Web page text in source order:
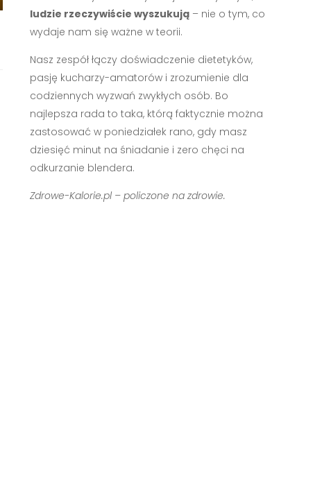
ludzie rzeczywiście wyszukują– nie o tym, co
wydaje nam się ważne w teorii.
Nasz zespół łączy doświadczenie dietetyków,
pasję kucharzy-amatorów i zrozumienie dla
codziennych wyzwań zwykłych osób. Bo
najlepsza rada to taka, którą faktycznie można
zastosować w poniedziałek rano, gdy masz
dziesięć minut na śniadanie i zero chęci na
odkurzanie blendera.
Zdrowe-Kalorie.pl – policzone na zdrowie.